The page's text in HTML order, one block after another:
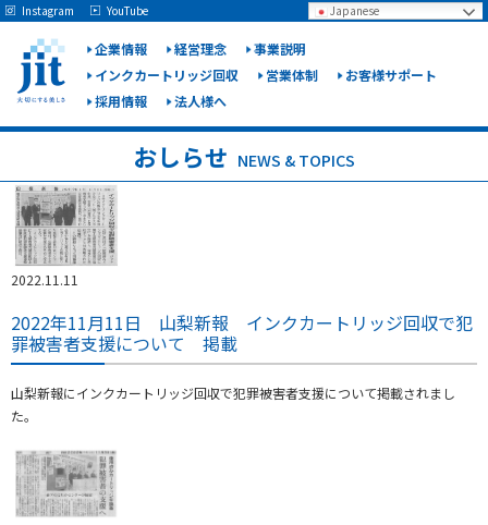
企業情報 経営理念
事業説明
インクカートリッジ回収
営業体制
お客様サポート
採用情報
法人様へ
Japanese
Instagram YouTube
おしらせ NEWS & TOPICS
2022.11.11
2022年11月11日 山梨新報 インクカートリッジ回収で犯
罪被害者支援について 掲載
山梨新報にインクカートリッジ回収で犯罪被害者支援について掲載されまし
た。
May we use cookies to track your activities? We take your privacy very seriously.
Please see our privacy policy for details and any questions.YesNo